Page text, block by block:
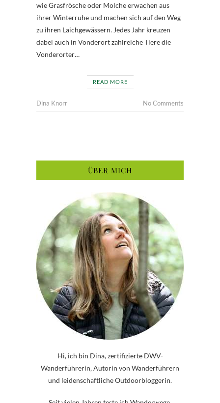
wie Grasfrösche oder Molche erwachen aus
ihrer Winterruhe und machen sich auf den Weg
zu ihren Laichgewässern. Jedes Jahr kreuzen
dabei auch in Vonderort zahlreiche Tiere die
Vonderorter…
READ MORE
Dina Knorr No Comments
ÜBER MICH
Hi, ich bin Dina, zertifizierte DWV-
Wanderführerin, Autorin von Wanderführern
und leidenschaftliche Outdoorbloggerin.